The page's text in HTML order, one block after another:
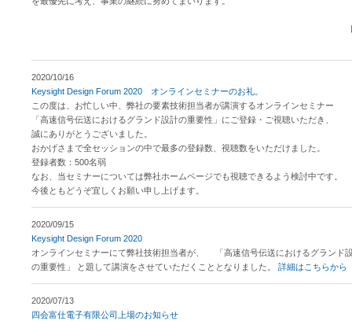
2020/10/16
Keysight Design Forum 2020 オンラインセミナーのお礼。
この度は、お忙しい中、弊社の要素技術担当者が講演するオンラインセミナー
「高速信号伝送におけるグランド設計の重要性」にご登録・ご視聴いただき、
誠にありがとうございました。
おかげさまで全セッションの中で最多の登録数、視聴数をいただけました。
登録者数：500名弱
なお、当セミナーについては弊社ホームページでも視聴できるよう検討中です。
今後ともどうぞ宜しくお願い申し上げます。
2020/09/15
Keysight Design Forum 2020
オンラインセミナーにて弊社技術担当者が、
「高速信号伝送におけるグランド
の重要性」
と題して講演をさせていただくこととなりました。 詳細はこちらから
2020/07/13
四会富仕電子有限公司上場のお知らせ